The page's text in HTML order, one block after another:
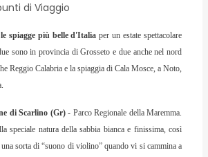
di Viaggio
le spiagge più belle d'Italia per un estate spettacolare
sono in provincia di Grosseto e due anche nel nord
Reggio Calabria e la spiaggia di Cala Mosce, a Noto,
di Scarlino (Gr)- Parco Regionale della Maremma.
speciale natura della sabbia bianca e finissima, così
sorta di “suono di violino” quando vi si cammina a